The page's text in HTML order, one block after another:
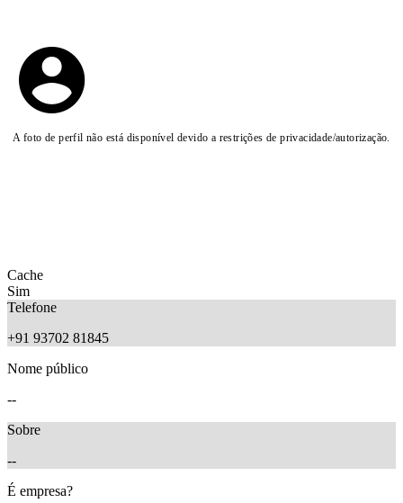
A foto de perfil não está disponível devido a restrições de privacidade/autorização.
Cache
Sim
Telefone
+91 93702 81845
Nome público
--
Sobre
--
É empresa?